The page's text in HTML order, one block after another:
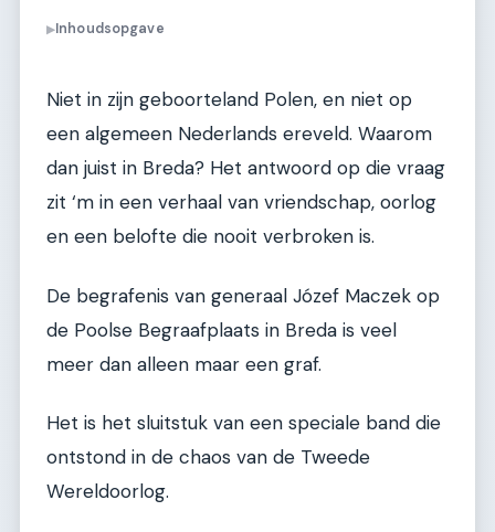
▶Inhoudsopgave
Niet in zijn geboorteland Polen, en niet op
een algemeen Nederlands ereveld. Waarom
dan juist in Breda? Het antwoord op die vraag
zit ‘m in een verhaal van vriendschap, oorlog
en een belofte die nooit verbroken is.
De begrafenis van generaal Józef Maczek op
de Poolse Begraafplaats in Breda is veel
meer dan alleen maar een graf.
Het is het sluitstuk van een speciale band die
ontstond in de chaos van de Tweede
Wereldoorlog.